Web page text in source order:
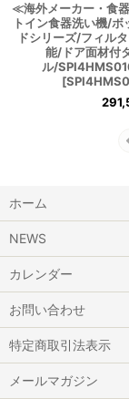
≪海外メーカー・食
トイン食器洗い機/
ドシリーズ/フィル
能/ドア面材付
ル/
[
ホーム
NEWS
カレンダー
お問い合わせ
特定商取引法表示
メールマガジン